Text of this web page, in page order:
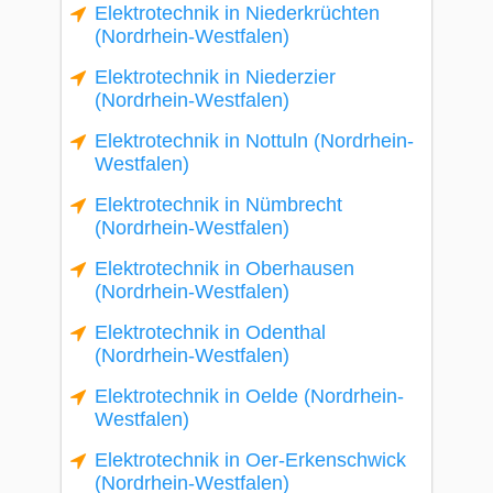
Elektrotechnik in Niederkrüchten
(Nordrhein-Westfalen)
Elektrotechnik in Niederzier
(Nordrhein-Westfalen)
Elektrotechnik in Nottuln (Nordrhein-
Westfalen)
Elektrotechnik in Nümbrecht
(Nordrhein-Westfalen)
Elektrotechnik in Oberhausen
(Nordrhein-Westfalen)
Elektrotechnik in Odenthal
(Nordrhein-Westfalen)
Elektrotechnik in Oelde (Nordrhein-
Westfalen)
Elektrotechnik in Oer-Erkenschwick
(Nordrhein-Westfalen)